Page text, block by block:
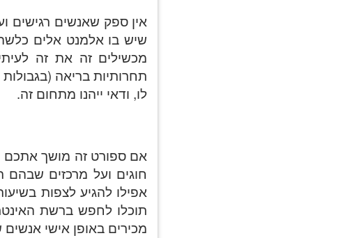
אין ספק שאנשים רגישים
שיש בו אלמנט אלים
מכשילים זה את זה
תחרותיות בריאה
לו, ודאי ייהנו מתחום זה.
אם ספורט זה מושך אתכם
חוגים ועל מרכזים שבהם
אפילו להגיע לצפות
תוכלו לחפש ברשת
מכירים באופן אישי